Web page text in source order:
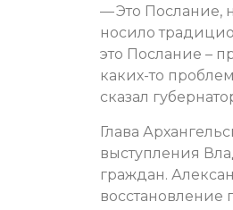
— Это Послание,
носило
это Послание –
каких-то
сказал
Глава
выступления
граждан.